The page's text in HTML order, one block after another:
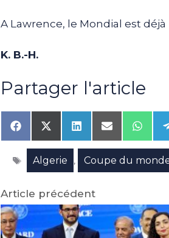
A Lawrence, le Mondial est
K. B.-H.
Partager l'article
Share
on
Facebook
Share
on
X
(Twitter)
Share
on
LinkedIn
Share
on
Email
Share
on
Étiquettes
Algerie , Coupe du
Article précédent